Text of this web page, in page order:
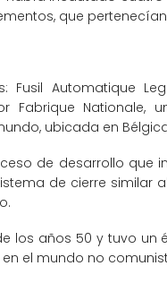
que pertenecían
Fusil Automatique
Fabrique Nationale,
ubicada en
de desarrollo que
de cierre similar
los años 50 y tuvo un
el mundo no